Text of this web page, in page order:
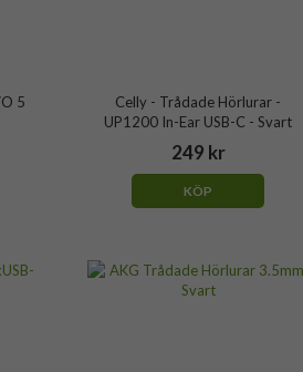
5
Celly - Trådade Hörlurar -
UP1200 In-Ear USB-C - Svart
249 kr
KÖP